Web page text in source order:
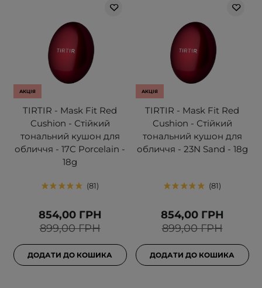
АКЦІЯ
TIRTIR - Mask Fit Red
Cushion - Стійкий
тональний кушон для
обличчя - 17C Porcelain -
18g
81
899,00 ГРН
854,00 ГРН
ДОДАТИ ДО КОШИКА
АКЦІЯ
TIRTIR - Mask Fit Red
Cushion - Стійкий
тональний кушон для
обличчя - 23N Sand - 18g
81
899,00 ГРН
854,00 ГРН
ДОДАТИ ДО КОШИКА